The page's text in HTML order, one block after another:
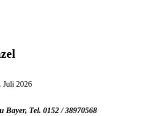
Juli 2026
Bayer, Tel. 0152 / 38970568